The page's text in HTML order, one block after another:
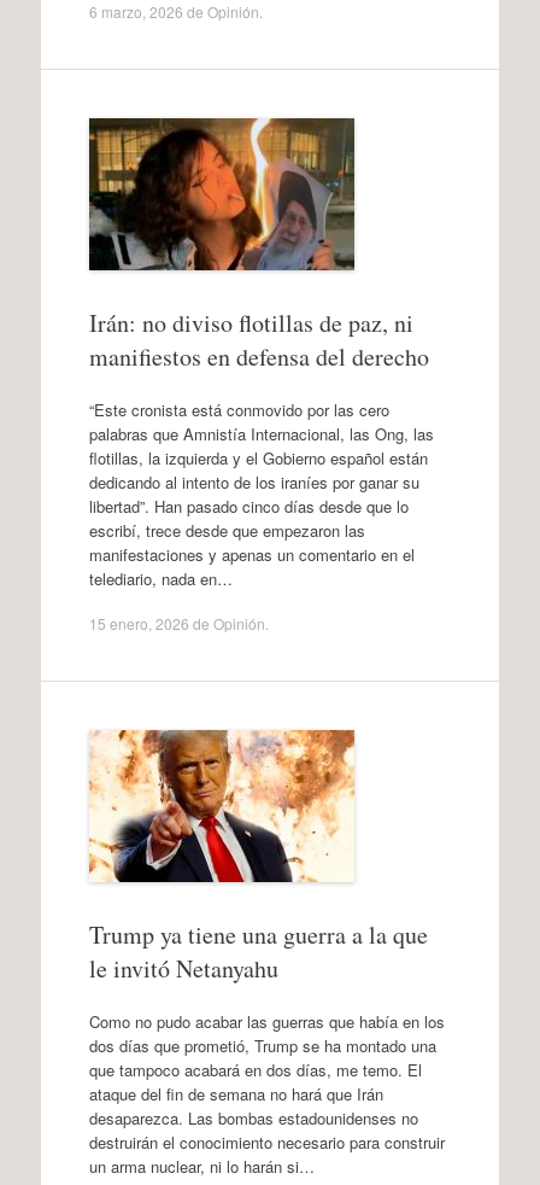
6 marzo, 2026 de Opinión
Irán: no diviso flotillas de paz, ni
manifiestos en defensa del derecho
“Este cronista está conmovido por las cero
palabras que Amnistía Internacional, las Ong, las
flotillas, la izquierda y el Gobierno español están
dedicando al intento de los iraníes por ganar su
libertad”. Han pasado cinco días desde que lo
escribí, trece desde que empezaron las
manifestaciones y apenas un comentario en el
telediario, nada en…
15 enero, 2026 de Opinión
Trump ya tiene una guerra a la que
le invitó Netanyahu
Como no pudo acabar las guerras que había en los
dos días que prometió, Trump se ha montado una
que tampoco acabará en dos días, me temo. El
ataque del fin de semana no hará que Irán
desaparezca. Las bombas estadounidenses no
destruirán el conocimiento necesario para construir
un arma nuclear, ni lo harán si…